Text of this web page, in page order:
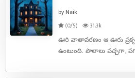
by Naik
(0/5)
31.3k
ఊరి వాతావరణం ఆ ఊరు
ఉంటుంది. పొలాలు పచ్చగా,
ఆడుకుంటూ, పెద్దలు చెరువుల
చెబుతూ ...